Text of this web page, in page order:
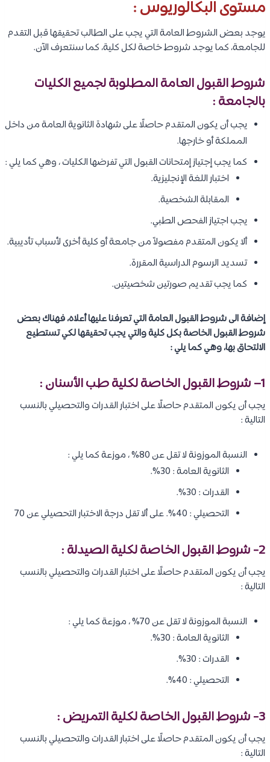
مستوى البكالوريوس :
يوجد بعض الشروط العامة التي يجب على الطالب تحقيقها قبل التقدم
للجامعة، كما يوجد شروط خاصة لكل كلية، كما سنتعرف الآن.
شروط القبول العامة المطلوبة لجميع الكليات
بالجامعة :
يجب أن يكون المتقدم حاصلًا على شهادة الثانوية العامة من داخل
المملكة أو خارجها.
كما يجب إجتياز إمتحانات القبول التي تفرضها الكليات ، وهي كما يلي :
اختبار اللغة الإنجليزية.
المقابلة الشخصية.
يجب اجتياز الفحص الطبي.
ألا يكون المتقدم مفصولاً من جامعة أو كلية أخرى لأسباب تأديبية.
تسديد الرسوم الدراسية المقررة.
كما يجب تقديم صورتين شخصيتين.
إضافة الى شروط القبول العامة التي تعرفنا عليها أعلاه، فهناك بعض
شروط القبول الخاصة بكل كلية والتي يجب تحقيقها لكي تستطيع
الالتحاق بها، وهي كما يلي :
1– شروط القبول الخاصة لكليةطب الأسنان :
يجب أن يكون المتقدم حاصلًا على اختبار القدرات والتحصيلي بالنسب
التالية :
النسبة الموزونة لا تقل عن 80% ، موزعة كما يلي :
الثانوية العامة : 30%.
القدرات : 30%.
التحصيلي : 40%. على ألا تقل درجة الاختبار التحصيلي عن 70
2- شروط القبول الخاصة لكلية الصيدلة :
يجب أن يكون المتقدم حاصلًا على اختبار القدرات والتحصيلي بالنسب
التالية :
النسبة الموزونة لا تقل عن 70% ، موزعة كما يلي :
الثانوية العامة : 30%.
القدرات : 30%.
التحصيلي : 40%.
3- شروط القبول الخاصة لكلية التمريض :
يجب أن يكون المتقدم حاصلًا على اختبار القدرات والتحصيلي بالنسب
التالية :